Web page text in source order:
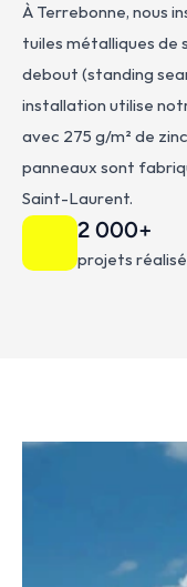
À Terrebonne, nous
tuiles métalliques de
debout (standing
installation utilise
avec 275 g/m² de
panneaux sont
Saint-Laurent.
2 000+
projets